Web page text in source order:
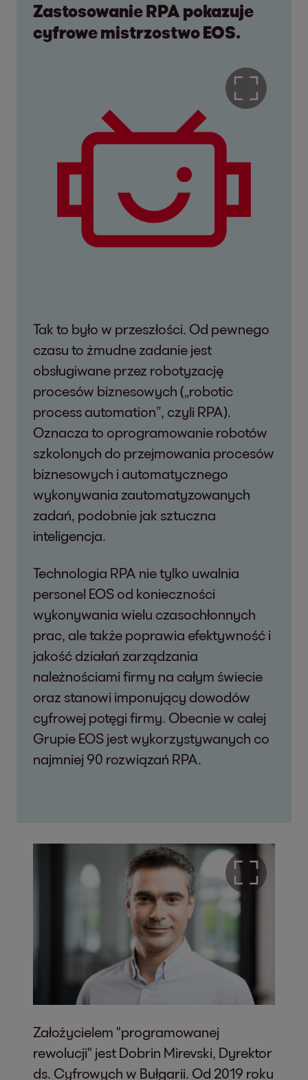
Zastosowanie RPA pokazuje
cyfrowe mistrzostwo EOS.
Tak to było w przeszłości. Od pewnego
czasu to żmudne zadanie jest
obsługiwane przez robotyzację
procesów biznesowych („robotic
process automation”, czyli RPA).
Oznacza to oprogramowanie robotów
szkolonych do przejmowania procesów
biznesowych i automatycznego
wykonywania zautomatyzowanych
zadań, podobnie jak sztuczna
inteligencja.
Technologia RPA nie tylko uwalnia
personel EOS od konieczności
wykonywania wielu czasochłonnych
prac, ale także poprawia efektywność i
jakość działań zarządzania
należnościami firmy na całym świecie
oraz stanowi imponujący dowodów
cyfrowej potęgi firmy. Obecnie w całej
Grupie EOS jest wykorzystywanych co
najmniej 90 rozwiązań RPA.
Założycielem "programowanej
rewolucji" jest Dobrin Mirevski, Dyrektor
ds. Cyfrowych w Bułgarii. Od 2019 roku